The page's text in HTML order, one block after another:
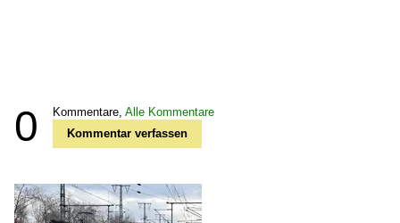
0 Kommentare, Alle Kommentare
Kommentar verfassen